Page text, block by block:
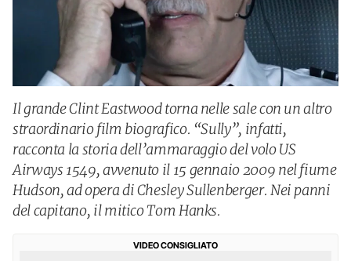
Il grande Clint Eastwood torna nelle sale con un altro
straordinario film biografico. “Sully”, infatti,
racconta la storia dell’ammaraggio del volo US
Airways 1549, avvenuto il 15 gennaio 2009 nel fiume
Hudson, ad opera di Chesley Sullenberger. Nei panni
del capitano, il mitico Tom Hanks.
VIDEO CONSIGLIATO